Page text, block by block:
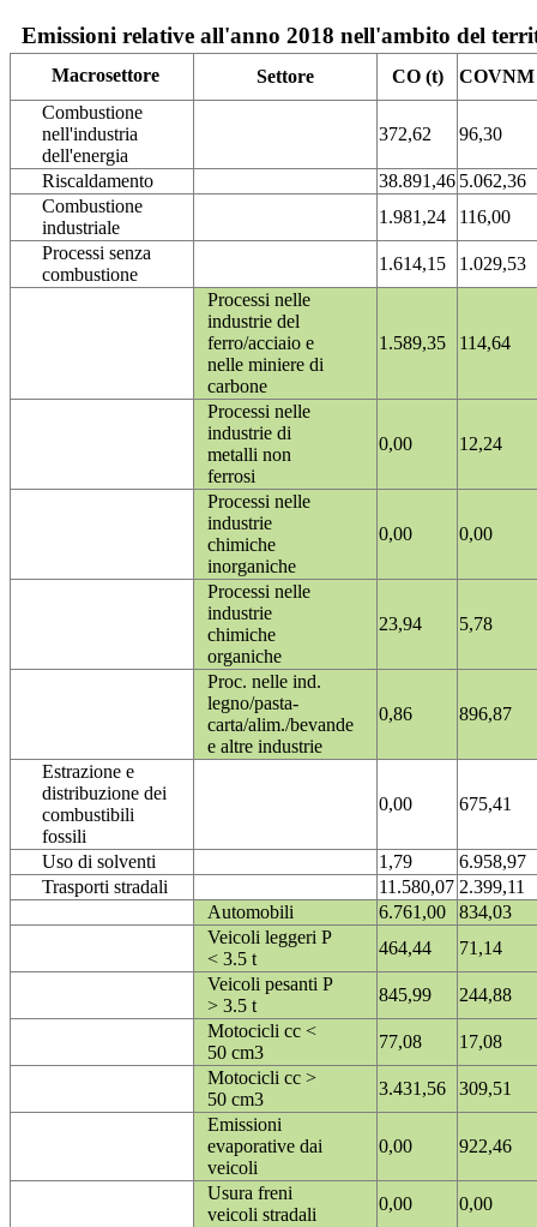
Emissioni relative all'anno 2018 nell'ambito del
Macrosettore Settore CO (t)
COVNM
Combustione
nell'industria
dell'energia
372,62 96,30
Riscaldamento 38.891,46 5.062,36
Combustione
industriale
1.981,24
116,00
Processi senza
combustione
1.614,15
1.029,53
Processi nelle
industrie del
ferro/acciaio e
nelle miniere di
carbone
1.589,35 114,64
Processi nelle
industrie di
metalli non
ferrosi
0,00 12,24
Processi nelle
industrie
chimiche
inorganiche
0,00 0,00
Processi nelle
industrie
chimiche
organiche
23,94 5,78
Proc. nelle ind.
legno/pasta-
carta/alim./bevande
e altre industrie
0,86 896,87
Estrazione e
distribuzione dei
combustibili
fossili
0,00 675,41
Uso di solventi 1,79
6.958,97
Trasporti stradali
11.580,07 2.399,11
Automobili
6.761,00
834,03
Veicoli leggeri P
< 3.5 t
464,44
71,14
Veicoli pesanti P
> 3.5 t
845,99
244,88
Motocicli cc <
50 cm3
77,08
17,08
Motocicli cc >
50 cm3
3.431,56
309,51
Emissioni
evaporative dai
veicoli
0,00 922,46
Usura freni
veicoli stradali
0,00
0,00